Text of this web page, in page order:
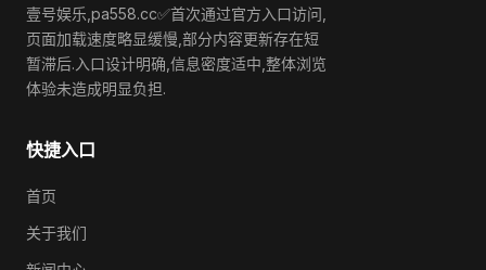
壹号娱乐,pa558.cc✅首次通过官方入口访问,
页面加载速度略显缓慢,部分内容更新存在短
暂滞后.入口设计明确,信息密度适中,整体浏览
体验未造成明显负担.
快捷入口
首页
关于我们